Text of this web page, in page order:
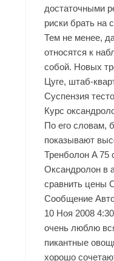
достаточными
риски брать на
Тем не менее,
относятся к
собой. Новых
Цуге, штаб-
Суспензия
Курс
По его словам,
показывают
Тренболон A 75
Оксандролон в
сравнить цены
Сообщение
10 Ноя 2008
очень люблю
пикантные
хорошо